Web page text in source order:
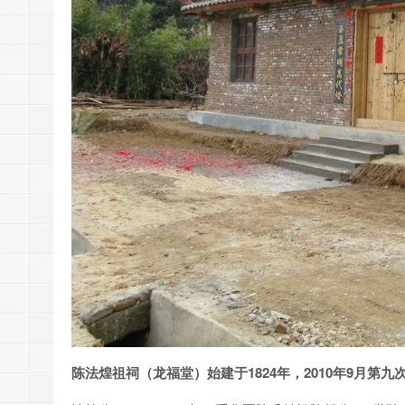
陈法煌祖祠（龙福堂）始建于1824年，2010年9月第九